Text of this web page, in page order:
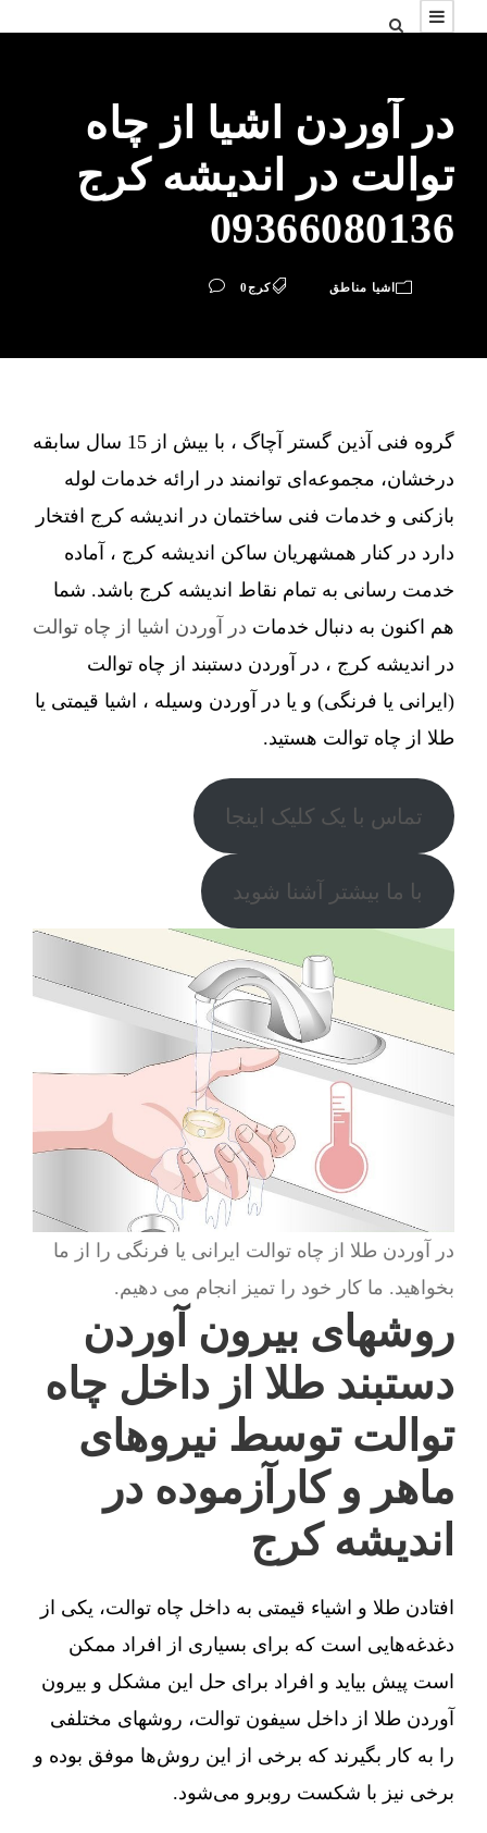
در آوردن اشیا از چاه
توالت در اندیشه کرج
09366080136
اشیا مناطق کرج0
گروه فنی آذین گستر آچاگ ، با بیش از 15 سال سابقه
درخشان، مجموعه‌ای توانمند در ارائه خدمات لوله
بازکنی و خدمات فنی ساختمان در اندیشه کرج افتخار
دارد در کنار همشهریان ساکن اندیشه کرج ، آماده
خدمت رسانی به تمام نقاط اندیشه کرج باشد. شما
هم اکنون به دنبال خدمات در آوردن اشیا از چاه توالت
در اندیشه کرج ، در آوردن دستبند از چاه توالت
(ایرانی یا فرنگی) و یا در آوردن وسیله ، اشیا قیمتی یا
طلا از چاه توالت هستید.
تماس با یک کلیک اینجا
با ما بیشتر آشنا شوید
در آوردن طلا از چاه توالت ایرانی یا فرنگی را از ما
بخواهید. ما کار خود را تمیز انجام می دهیم.
روشهای بیرون آوردن
دستبند طلا از داخل چاه
توالت توسط نیروهای
ماهر و کارآزموده در
اندیشه کرج
افتادن طلا و اشیاء قیمتی به داخل چاه توالت، یکی از
دغدغه‌هایی است که برای بسیاری از افراد ممکن
است پیش بیاید و افراد برای حل این مشکل و بیرون
آوردن طلا از داخل سیفون توالت، روشهای مختلفی
را به کار بگیرند که برخی از این روش‌ها موفق بوده و
برخی نیز با شکست روبرو می‌شود.